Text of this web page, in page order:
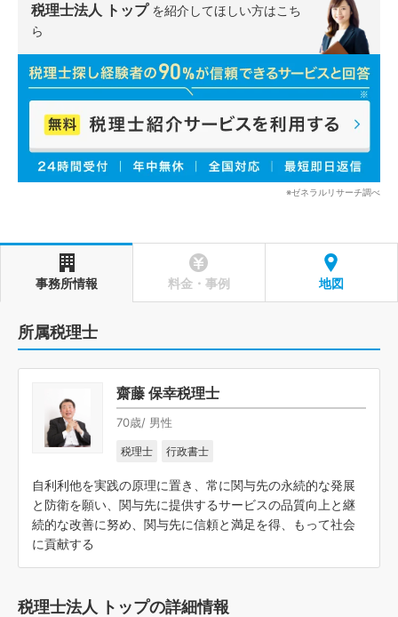
税理士法人 トップを紹介してほしい方はこち
ら
※ゼネラルリサーチ調べ
事務所情報 料金・事例 地図
所属税理士
齋藤 保幸税理士
70歳/ 男性
税理士 行政書士
自利利他を実践の原理に置き、常に関与先の永続的な発展
と防衛を願い、関与先に提供するサービスの品質向上と継
続的な改善に努め、関与先に信頼と満足を得、もって社会
に貢献する
税理士法人 トップの詳細情報